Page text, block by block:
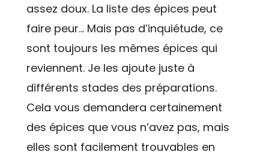
assez doux. La liste des épices peut
faire peur… Mais pas d’inquiétude, ce
sont toujours les mêmes épices qui
reviennent. Je les ajoute juste à
différents stades des préparations.
Cela vous demandera certainement
des épices que vous n’avez pas, mais
elles sont facilement trouvables en